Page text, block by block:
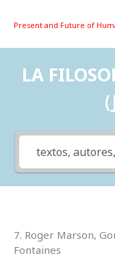
Present and Future of
LA
7. Roger Marson,
Fontaines